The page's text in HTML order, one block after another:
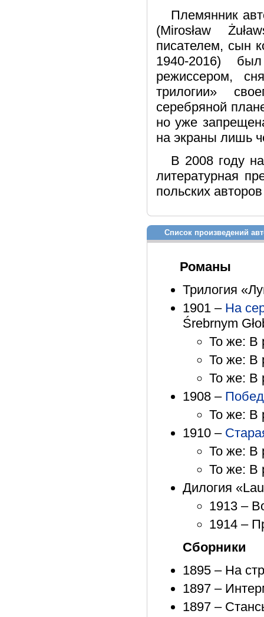
Племянник
(Mirosław
писателем, сын
1940-2016)
режиссером,
трилогии»
серебряной
но уже
на экраны лишь
В 2008 году
литературная
польских
Список произведений
Романы
Трилогия
1901 – На
Śrebrnym
То же: В
То же: В
То же: В
1908 –
То же: В
1910 –
То же: В
То же: В
Дилогия
1913 –
1914 –
Сборники
1895 – На
1897 –
1897 –